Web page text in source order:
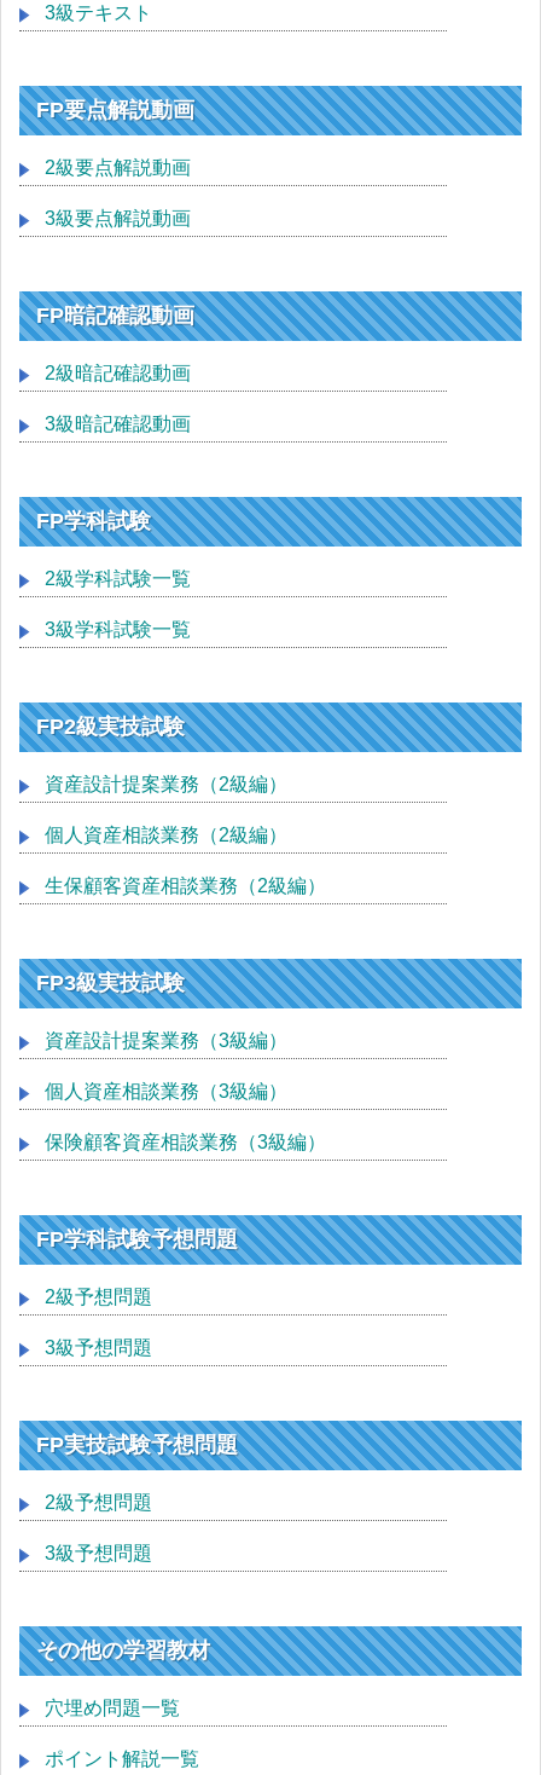
3級テキスト
FP要点解説動画
2級要点解説動画
3級要点解説動画
FP暗記確認動画
2級暗記確認動画
3級暗記確認動画
FP学科試験
2級学科試験一覧
3級学科試験一覧
FP2級実技試験
資産設計提案業務（2級編）
個人資産相談業務（2級編）
生保顧客資産相談業務（2級編）
FP3級実技試験
資産設計提案業務（3級編）
個人資産相談業務（3級編）
保険顧客資産相談業務（3級編）
FP学科試験予想問題
2級予想問題
3級予想問題
FP実技試験予想問題
2級予想問題
3級予想問題
その他の学習教材
穴埋め問題一覧
ポイント解説一覧